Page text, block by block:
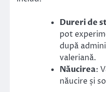
Dureri de
pot
după
valeriană.
Năucirea:
năucire și